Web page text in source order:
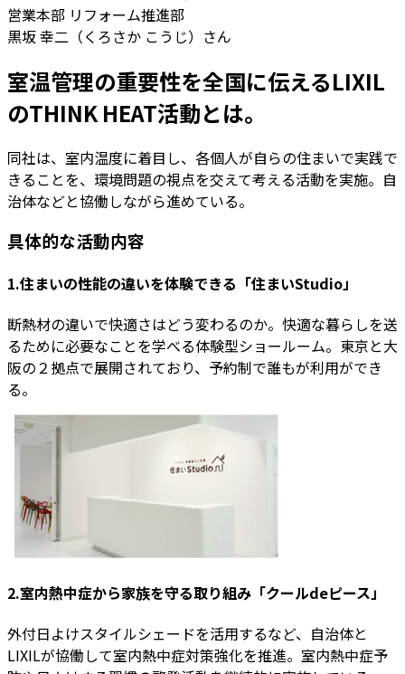
営業本部 リフォーム推進部
黒坂 幸二（くろさか こうじ）さん
室温管理の重要性を全国に伝えるLIXIL
のTHINK HEAT活動とは。
同社は、室内温度に着目し、各個人が自らの住まいで実践で
きることを、環境問題の視点を交えて考える活動を実施。自
治体などと協働しながら進めている。
具体的な活動内容
1.住まいの性能の違いを体験できる「住まいStudio」
断熱材の違いで快適さはどう変わるのか。快適な暮らしを送
るために必要なことを学べる体験型ショールーム。東京と大
阪の２拠点で展開されており、予約制で誰もが利用ができ
る。
2.室内熱中症から家族を守る取り組み「クールdeピース」
外付日よけスタイルシェードを活用するなど、自治体と
LIXILが協働して室内熱中症対策強化を推進。室内熱中症予